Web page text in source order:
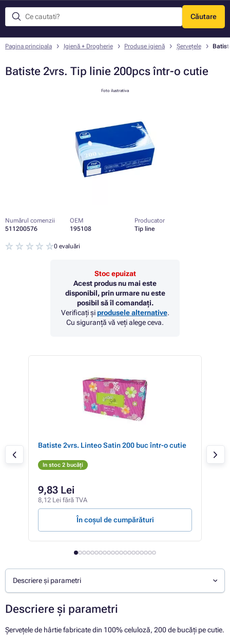
Căutare
Meniu
Pagina principala Igienă + Drogherie Produse igienă Șervețele
Batiste 2vrs. Tip linie 200pcs într-o cutie
Foto ilustrativa
Numărul comenzii
511200576
OEM
195108
Producator
Tip line
0 evaluări
Stoc epuizat
Acest produs nu mai este
disponibil, prin urmare nu este
posibil să îl comandați.
Verificați șiprodusele alternative.
Cu siguranță vă veți alege ceva.
de Batiste 2vrs. Linteo Satin 200 buc într-o cutie
In stoc 2 bucăți
9,83 Lei
8,12 Lei fără TVA
În coșul de cumpărături
In
Descriere și parametri
Descriere și parametri
Șervețele de hârtie fabricate din 100% celuloză, 200 de bucăți pe cutie.